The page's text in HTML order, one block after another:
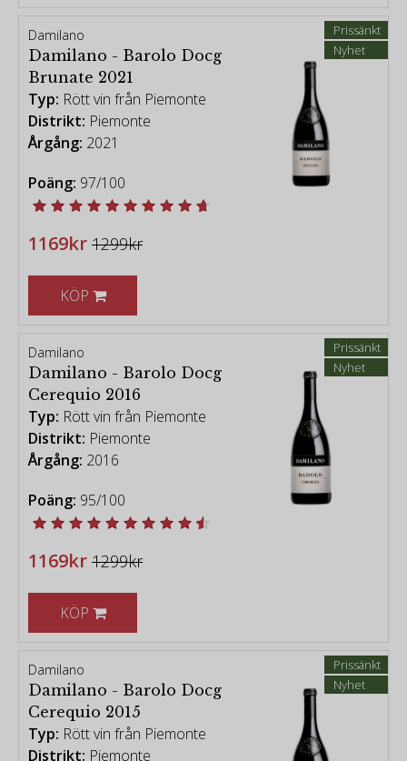
Prissänkt
Nyhet
Damilano
Damilano - Barolo Docg
Brunate 2021
Typ: Rött vin från Piemonte
Distrikt: Piemonte
Årgång: 2021
Poäng: 97/100
1169kr 1299kr
KÖP
Prissänkt
Nyhet
Damilano
Damilano - Barolo Docg
Cerequio 2016
Typ: Rött vin från Piemonte
Distrikt: Piemonte
Årgång: 2016
Poäng: 95/100
1169kr 1299kr
KÖP
Prissänkt
Nyhet
Damilano
Damilano - Barolo Docg
Cerequio 2015
Typ: Rött vin från Piemonte
Distrikt: Piemonte